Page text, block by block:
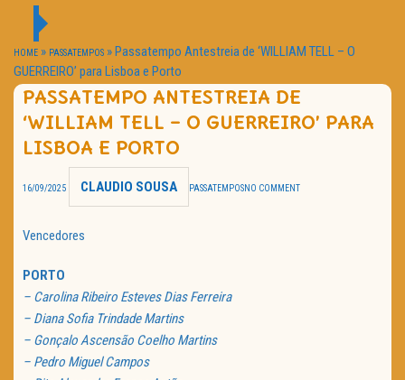
HOME CINEMA
NOTA PESSOAL
HOME » PASSATEMPOS »Passatempo Antestreia de ‘WILLIAM TELL – O
GUERREIRO’ para Lisboa e Porto
PASSATEMPO ANTESTREIA DE
‘WILLIAM TELL – O GUERREIRO’ PARA
LISBOA E PORTO
16/09/2025 CLAUDIO SOUSA PASSATEMPOSNO COMMENT
Vencedores
PORTO
– Carolina Ribeiro Esteves Dias Ferreira
– Diana Sofia Trindade Martins
– Gonçalo Ascensão Coelho Martins
– Pedro Miguel Campos